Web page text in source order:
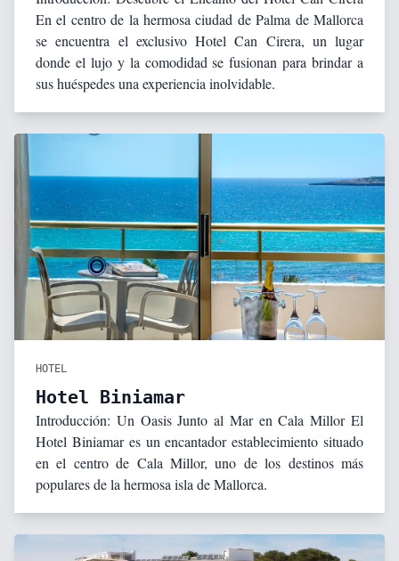
En el centro de la hermosa ciudad de Palma de Mallorca
se encuentra el exclusivo Hotel Can Cirera, un lugar
donde el lujo y la comodidad se fusionan para brindar a
sus huéspedes una experiencia inolvidable.
HOTEL
Hotel Biniamar
Introducción: Un Oasis Junto al Mar en Cala Millor El
Hotel Biniamar es un encantador establecimiento situado
en el centro de Cala Millor, uno de los destinos más
populares de la hermosa isla de Mallorca.